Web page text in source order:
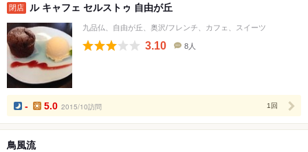
閉店 ル キャフェ セルストゥ 自由が丘
九品仏、自由が丘、奥沢/フレンチ、カフェ、スイーツ
3.10
数
8人
- 5.0 2015/10訪問 1回
鳥風流